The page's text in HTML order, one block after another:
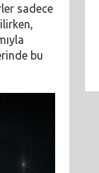
sadece
bu